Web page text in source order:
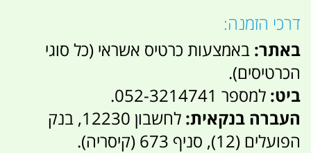
דרכי הזמנה:
באתר: באמצעות כרטיס אשראי (כל סוגי
הכרטיסים).
ביט: למספר 052-3214741.
העברה בנקאית:
לחשבון 12230, בנק
הפועלים (12), סניף 673 (קיסריה).